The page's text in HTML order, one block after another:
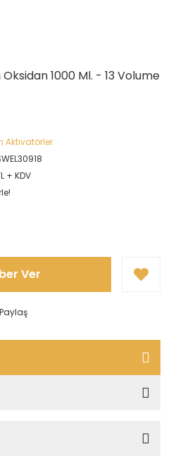
1000 Ml. - 13 Volume
Aktivatörler
+ KDV
Ver
Paylaş